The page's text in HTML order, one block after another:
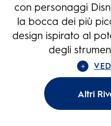
con personaggi
la bocca dei più
design ispirato al
degli
Altri